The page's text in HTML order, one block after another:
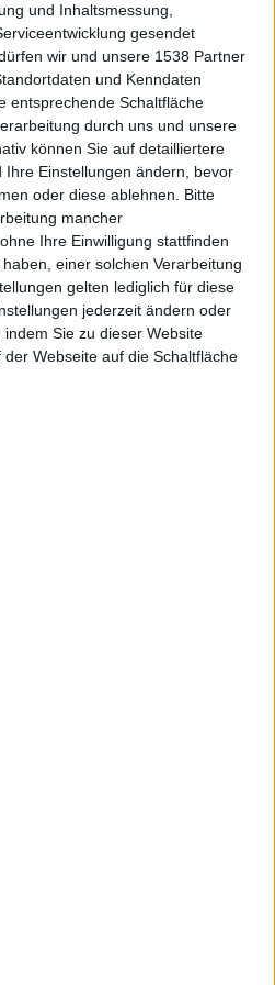
und Inhaltsmessung,
gesendet
wir und unsere 1538 Partner
und Kenndaten
entsprechende Schaltfläche
durch uns und unsere
können Sie auf detailliertere
Einstellungen ändern, bevor
oder diese ablehnen. Bitte
mancher
Ihre Einwilligung stattfinden
einer solchen Verarbeitung
gelten lediglich für diese
jederzeit ändern oder
Sie zu dieser Website
Webseite auf die Schaltfläche
10.04.2009